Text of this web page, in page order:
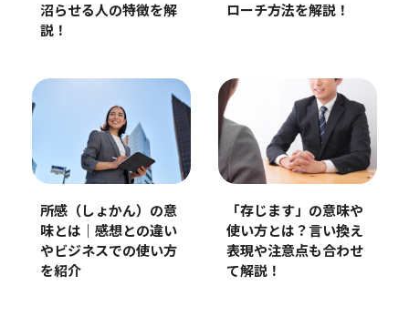
沼らせる人の特徴を解
説！
ローチ方法を解説！
所感（しょかん）の意
味とは｜感想との違い
やビジネスでの使い方
を紹介
「存じます」の意味や
使い方とは？言い換え
表現や注意点も合わせ
て解説！